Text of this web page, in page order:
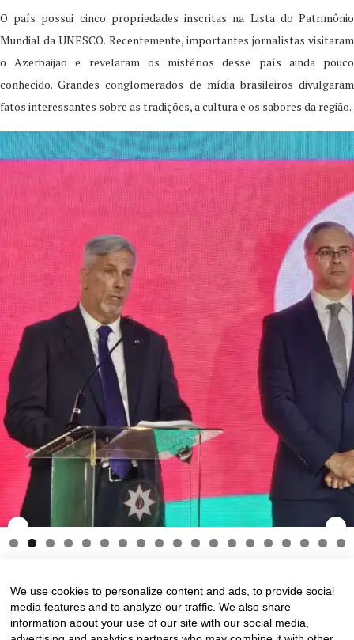
O país possui cinco propriedades inscritas na Lista do Patrimônio
Mundial da UNESCO. Recentemente, importantes jornalistas visitaram
o Azerbaijão e revelaram os mistérios desse país ainda pouco
conhecido. Grandes conglomerados de mídia brasileiros divulgaram
fatos interessantes sobre as tradições, a cultura e os sabores da região.
We use cookies to personalize content and ads, to provide social
media features and to analyze our traffic. We also share
information about your use of our site with our social media,